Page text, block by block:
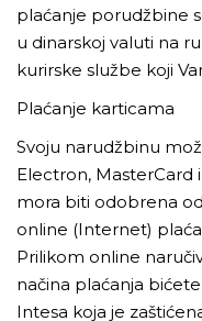
plaćanje porudžbine
u dinarskoj valuti na
kurirske službe koji
Plaćanje karticama
Svoju narudžbinu
Electron, MasterCard
mora biti odobrena
online (Internet)
Prilikom online
načina plaćanja
Intesa koja je